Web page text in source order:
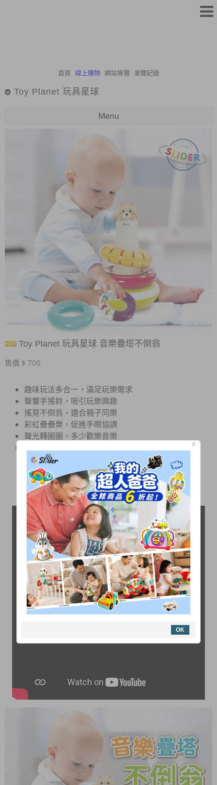
首頁 線上購物 網站導覽 瀏覽紀錄
Toy Planet 玩具星球
Menu
Toy Planet 玩具星球 音樂疊塔不倒翁
售價 $ 700
趣味玩法多合一，滿足玩樂需求
聲響手搖鈴，吸引玩樂興趣
搖晃不倒翁，適合親子同樂
彩虹疊疊樂，促進手眼協調
聲光轉圈圈，多少歡樂音樂
X
OK